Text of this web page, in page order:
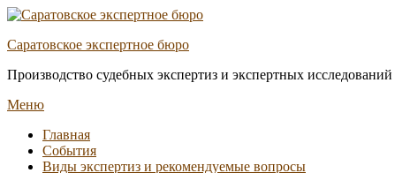
Перейти
содержимому
Саратовское экспертное бюро
Производство судебных экспертиз и экспертных исследований
Меню
Основное
меню
Главная
События
Виды экспертиз и рекомендуемые вопросы